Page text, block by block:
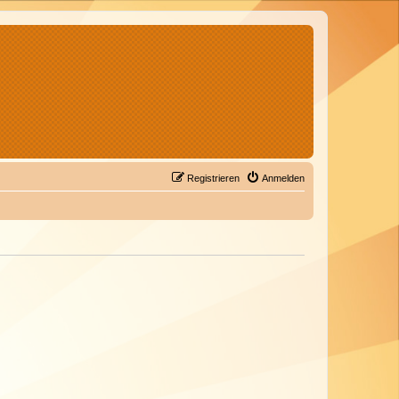
Anmelden
Registrieren